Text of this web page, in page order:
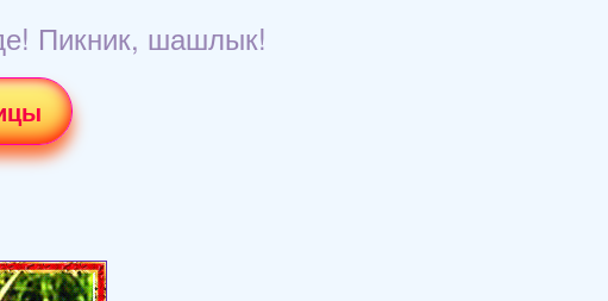
Пикник, шашлык!